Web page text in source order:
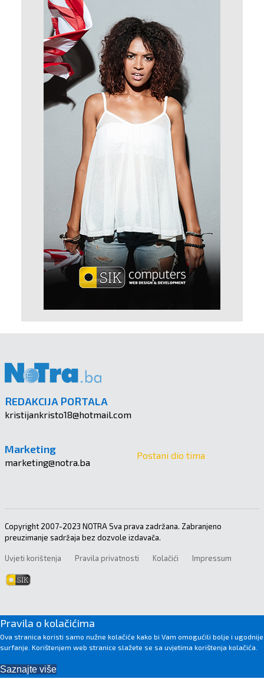
REDAKCIJA PORTALA
kristijankristo18@hotmail.com
Marketing
marketing@notra.ba
Postani dio tima
Copyright 2007-2023 NOTRA Sva prava zadržana. Zabranjeno
preuzimanje sadržaja bez dozvole izdavača.
Uvjeti korištenja Pravila privatnosti Kolačići Impressum
Pravila o kolačićima
Ova stranica koristi samo nužne kolačiće kako bi Vam omogućili bolje i ugodnije
surfanje. Korištenjem web stranice slažete se sa uvjetima korištenja kolačića.
Saznajte više